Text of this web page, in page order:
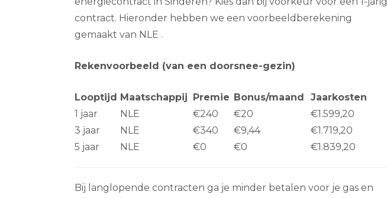
contract. Hieronder hebben we een voorbeeldberekening
gemaakt van NLE .
Rekenvoorbeeld (van een doorsnee-gezin)
Looptijd Maatschappij Premie Bonus/maand
Jaarkosten
1 jaar
NLE €240 €20
€1.599,20
3 jaar
NLE €340 €9,44
€1.719,20
5 jaar
NLE €0 €0 €1.839,20
Bij langlopende contracten ga je minder betalen voor je gas en